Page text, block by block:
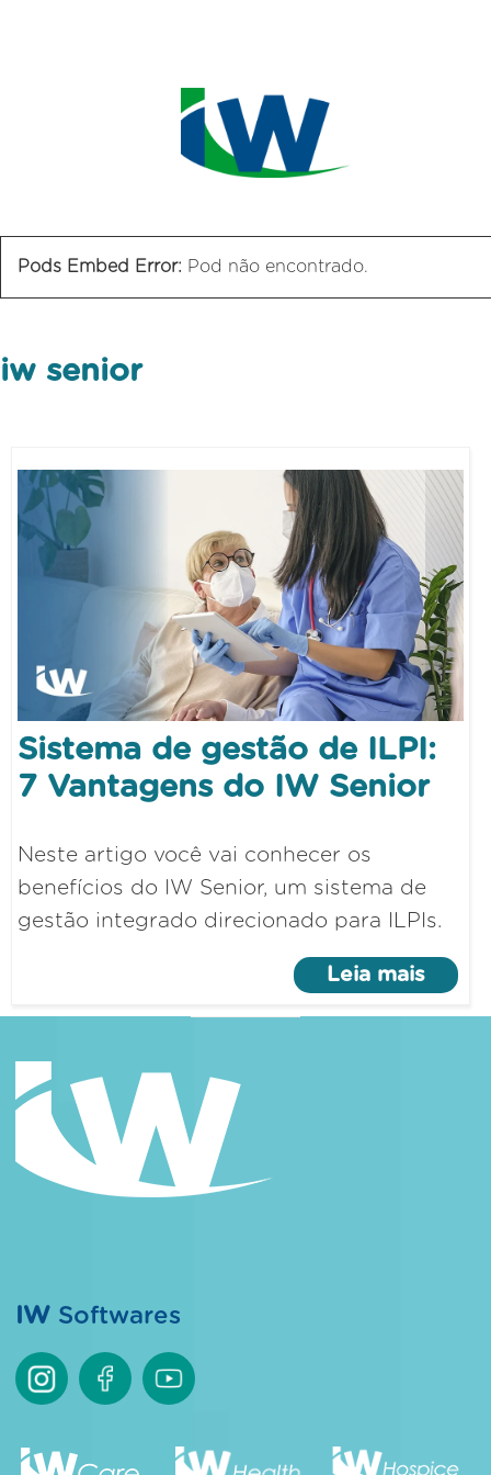
Pods Embed Error: Pod não encontrado.
iw senior
Sistema de gestão de ILPI:
7 Vantagens do IW Senior
Neste artigo você vai conhecer os
benefícios do IW Senior, um sistema de
gestão integrado direcionado para ILPIs.
Leia mais
IW Softwares